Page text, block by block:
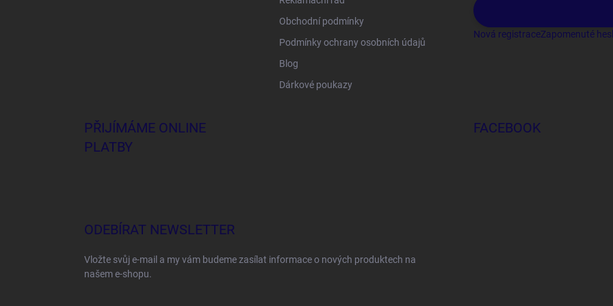
Obchodní podmínky
Podmínky ochrany osobních údajů
Blog
Dárkové poukazy
Nová registraceZapomenuté
PŘIJÍMÁME ONLINE
PLATBY
FACEBOOK
ODEBÍRAT NEWSLETTER
Vložte svůj e-mail a my vám budeme zasílat informace o nových produktech na
našem e-shopu.